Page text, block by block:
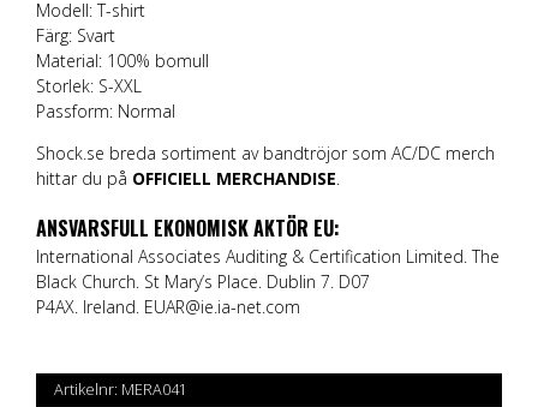
Modell: T-shirt
Färg: Svart
Material: 100% bomull
Storlek: S-XXL
Passform: Normal
Shock.se breda sortiment av bandtröjor som AC/DC merch
hittar du på OFFICIELL MERCHANDISE.
ANSVARSFULL EKONOMISK AKTÖR EU:
International Associates Auditing & Certification Limited. The
Black Church. St Mary’s Place. Dublin 7. D07
P4AX. Ireland. EUAR@ie.ia-net.com
Artikelnr: MERA041